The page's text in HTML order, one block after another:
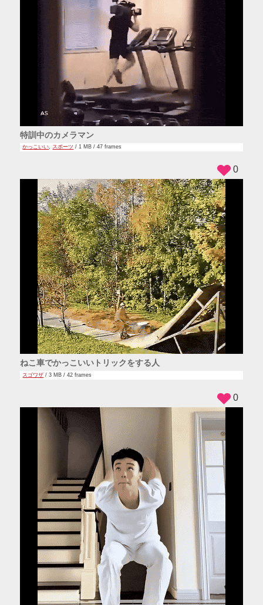
特訓中のカメラマン
かっこいい, スポーツ / 1 MB / 47 frames
ねこ車でかっこいいトリックをする人
スゴワザ / 3 MB / 42 frames
0
0